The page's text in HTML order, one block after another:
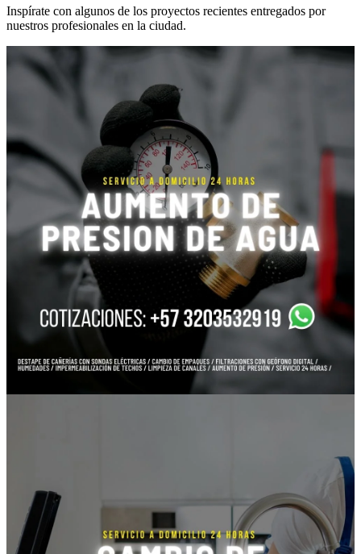
Inspírate con algunos de los proyectos recientes entregados por
nuestros profesionales en la ciudad.